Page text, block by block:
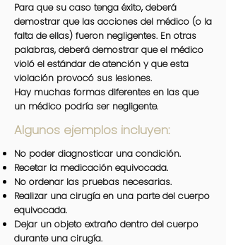
Para que su caso tenga éxito, deberá
demostrar que las acciones del médico (o la
falta de ellas) fueron negligentes. En otras
palabras, deberá demostrar que el médico
violó el estándar de atención y que esta
violación provocó sus lesiones.
Hay muchas formas diferentes en las que
un médico podría ser negligente.
Algunos ejemplos incluyen:
No poder diagnosticar una condición.
Recetar la medicación equivocada.
No ordenar las pruebas necesarias.
Realizar una cirugía en una parte del cuerpo
equivocada.
Dejar un objeto extraño dentro del cuerpo
durante una cirugía.